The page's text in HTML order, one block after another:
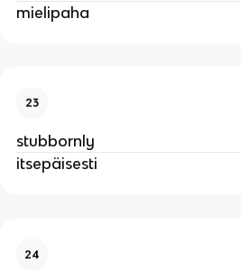
mielipaha
23
stubbornly
itsepäisesti
24